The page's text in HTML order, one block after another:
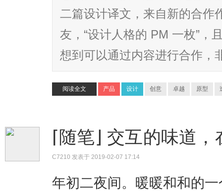
二篇设计译文，来自新的合作
友，“设计人格的 PM 一枚”，
想到可以通过内容进行合作，
阅读全文 产品 设计 创意 卓越 原型
⌈随笔⌋ 交互的味道
C7210 发表于 2019-02-07 17:14
年初二夜间。暖暖和和的